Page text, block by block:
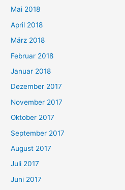
Mai 2018
April 2018
März 2018
Februar 2018
Januar 2018
Dezember 2017
November 2017
Oktober 2017
September 2017
August 2017
Juli 2017
Juni 2017